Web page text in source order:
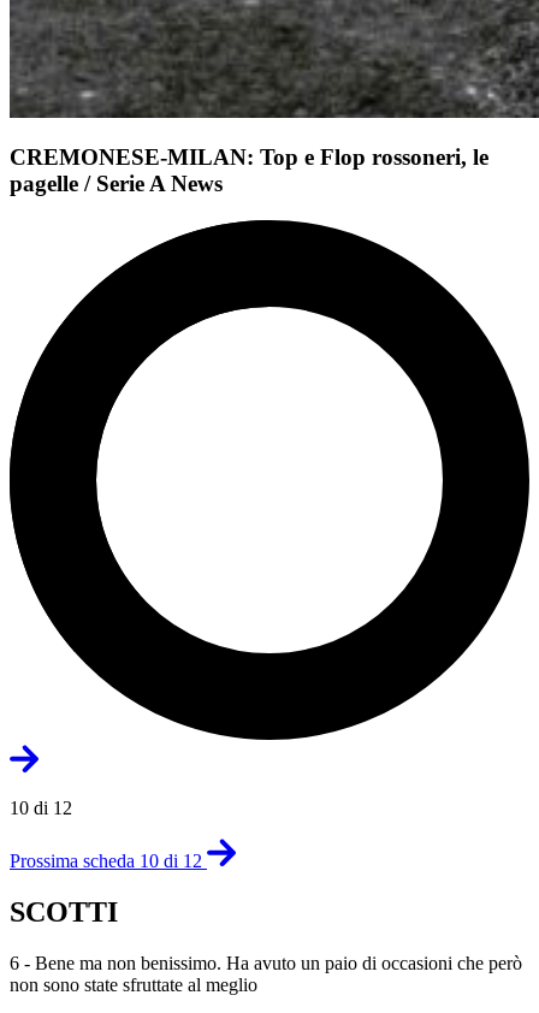
CREMONESE-MILAN: Top e Flop rossoneri, le
pagelle / Serie A News
10 di 12
Prossima scheda 10 di 12
SCOTTI
6 - Bene ma non benissimo. Ha avuto un paio di occasioni che però
non sono state sfruttate al meglio